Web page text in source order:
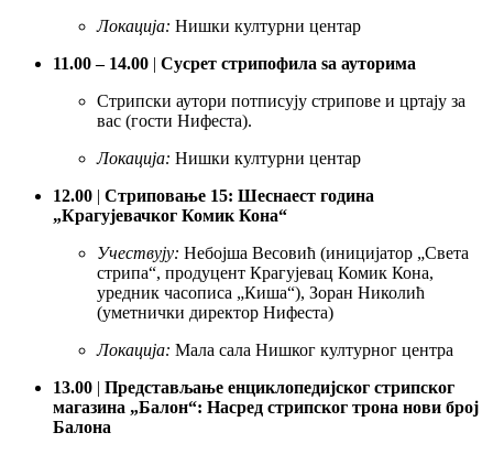
Локација: Нишки културни центар
11.00 – 14.00 | Сусрет стрипофила sa ауторима
Стрипски аутори потписују стрипове и цртају за
вас (гости Нифеста).
Локација: Нишки културни центар
12.00 | Стриповање 15: Шеснаест година
„Крагујевачког Комик Кона“
Учествују: Небојша Весовић (иницијатор „Света
стрипа“, продуцент Крагујевац Комик Кона,
уредник часописа „Киша“), Зоран Николић
(уметнички директор Нифеста)
Локација: Мала сала Нишког културног центра
13.00 | Представљање енциклопедијског стрипског
магазина „Балон“: Насред стрипског трона нови број
Балона